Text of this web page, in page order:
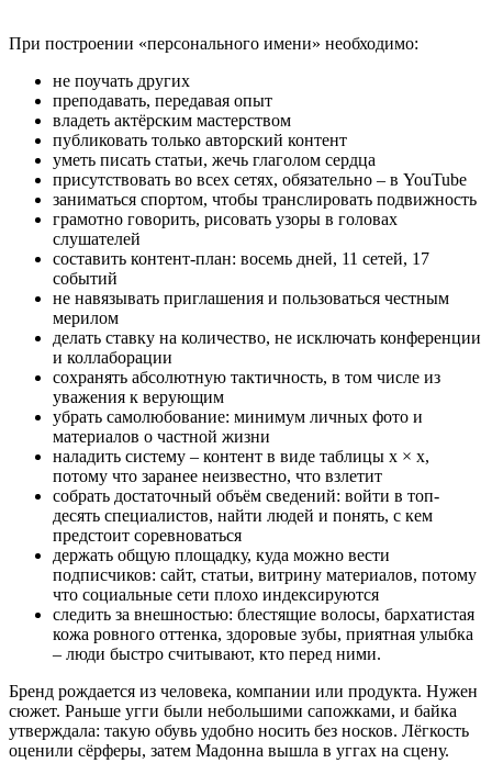
При построении «персонального имени» необходимо:
не поучать других
преподавать, передавая опыт
владеть актёрским мастерством
публиковать только авторский контент
уметь писать статьи, жечь глаголом сердца
присутствовать во всех сетях, обязательно – в YouTube
заниматься спортом, чтобы транслировать подвижность
грамотно говорить, рисовать узоры в головах
слушателей
составить контент-план: восемь дней, 11 сетей, 17
событий
не навязывать приглашения и пользоваться честным
мерилом
делать ставку на количество, не исключать конференции
и коллаборации
сохранять абсолютную тактичность, в том числе из
уважения к верующим
убрать самолюбование: минимум личных фото и
материалов о частной жизни
наладить систему – контент в виде таблицы x × x,
потому что заранее неизвестно, что взлетит
собрать достаточный объём сведений: войти в топ-
десять специалистов, найти людей и понять, с кем
предстоит соревноваться
держать общую площадку, куда можно вести
подписчиков: сайт, статьи, витрину материалов, потому
что социальные сети плохо индексируются
следить за внешностью: блестящие волосы, бархатистая
кожа ровного оттенка, здоровые зубы, приятная улыбка
– люди быстро считывают, кто перед ними.
Бренд рождается из человека, компании или продукта. Нужен
сюжет. Раньше угги были небольшими сапожками, и байка
утверждала: такую обувь удобно носить без носков. Лёгкость
оценили сёрферы, затем Мадонна вышла в уггах на сцену.